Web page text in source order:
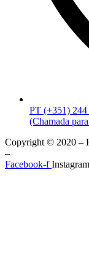
PT (+351) 244
(Chamada
Copyright © 2020 –
–
Facebook-f Instagram